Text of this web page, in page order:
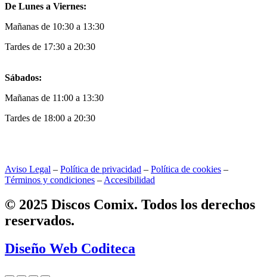
De Lunes a Viernes:
Mañanas de 10:30 a 13:30
Tardes de 17:30 a 20:30
Sábados:
Mañanas de 11:00 a 13:30
Tardes de 18:00 a 20:30
Aviso Legal – Política de privacidad – Política de cookies –
Términos y condiciones – Accesibilidad
© 2025 Discos Comix. Todos los derechos
reservados.
Diseño Web Coditeca